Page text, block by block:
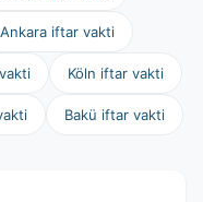
Ankara iftar vakti
Köln iftar vakti
Bakü iftar vakti